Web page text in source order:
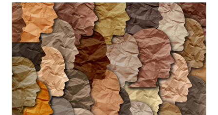
POLSCE